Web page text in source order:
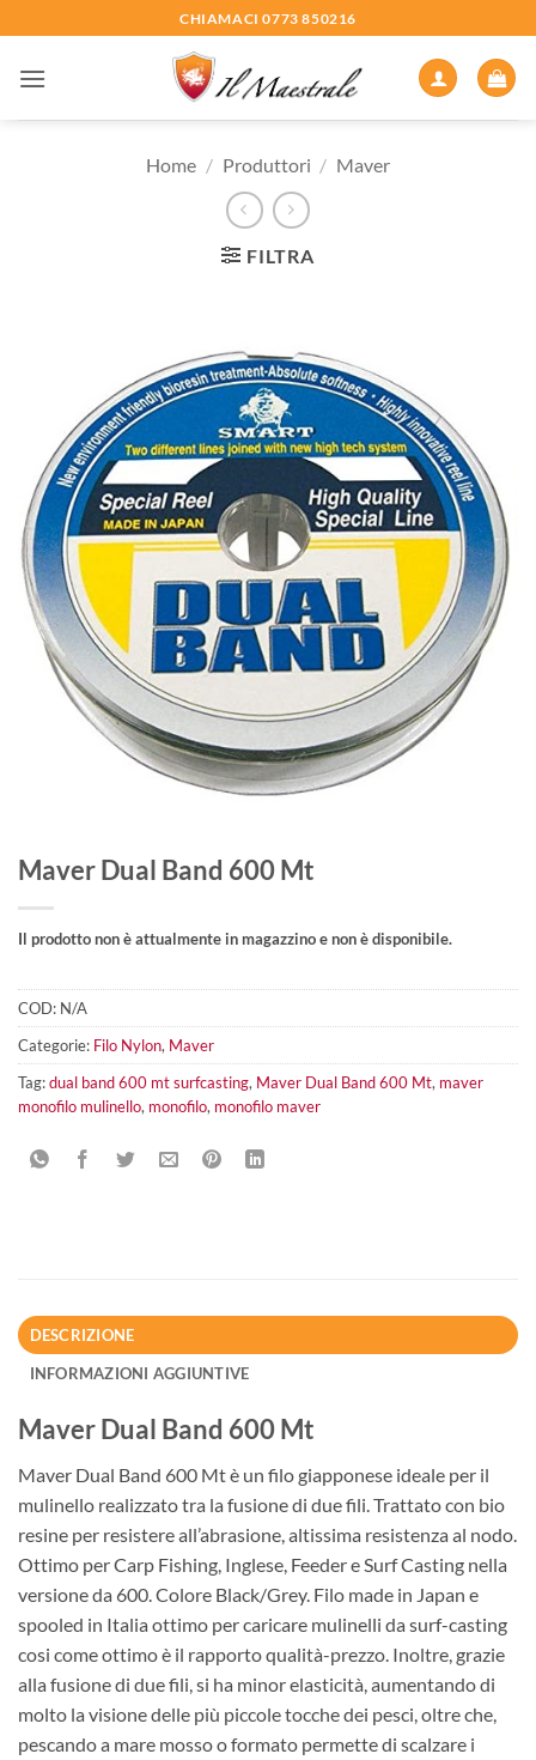
ai
contenuti
CHIAMACI 0773 850216
Home / Produttori / Maver
FILTRA
Maver Dual Band 600 Mt
Il prodotto non è attualmente in magazzino e non è disponibile.
COD: N/A
Categorie: Filo Nylon, Maver
Tag:dual band 600 mt surfcasting, Maver Dual Band 600 Mt, maver
monofilo mulinello, monofilo, monofilo maver
DESCRIZIONE
INFORMAZIONI AGGIUNTIVE
Maver Dual Band 600 Mt
Maver Dual Band 600 Mt è un filo giapponese ideale per il
mulinello realizzato tra la fusione di due fili. Trattato con bio
resine per resistere all’abrasione, altissima resistenza al nodo.
Ottimo per Carp Fishing, Inglese, Feeder e Surf Casting nella
versione da 600. Colore Black/Grey. Filo made in Japan e
spooled in Italia ottimo per caricare mulinelli da surf-casting
cosi come ottimo è il rapporto qualità-prezzo. Inoltre, grazie
alla fusione di due fili, si ha minor elasticità, aumentando di
molto la visione delle più piccole tocche dei pesci, oltre che,
pescando a mare mosso o formato permette di scalzare i